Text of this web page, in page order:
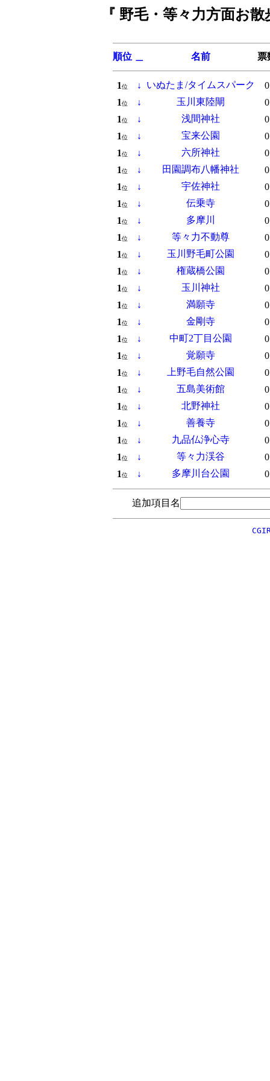
『 野毛・等々力方面お
順位 名前 票
1位 ↓ いぬたま/タイムスパーク
0
1位 ↓ 玉川東陸閘
0
1位 ↓ 浅間神社
0
1位 ↓ 宝来公園
0
1位 ↓ 六所神社
0
1位 ↓ 田園調布八幡神社
0
1位 ↓ 宇佐神社
0
1位 ↓ 伝乗寺
0
1位 ↓ 多摩川
0
1位 ↓ 等々力不動尊
0
1位 ↓ 玉川野毛町公園
0
1位 ↓ 権蔵橋公園
0
1位 ↓ 玉川神社
0
1位 ↓ 満願寺
0
1位 ↓ 金剛寺
0
1位 ↓ 中町2丁目公園
0
1位 ↓ 覚願寺
0
1位 ↓ 上野毛自然公園
0
1位 ↓ 五島美術館
0
1位 ↓ 北野神社
0
1位 ↓ 善養寺
0
1位 ↓ 九品仏浄心寺
0
1位 ↓ 等々力渓谷
0
1位 ↓ 多摩川台公園 0
追加項目名